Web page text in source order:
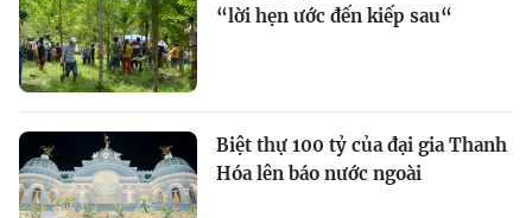
“lời hẹn ước đến kiếp sau“
Biệt thự 100 tỷ của đại gia Thanh
Hóa lên báo nước ngoài